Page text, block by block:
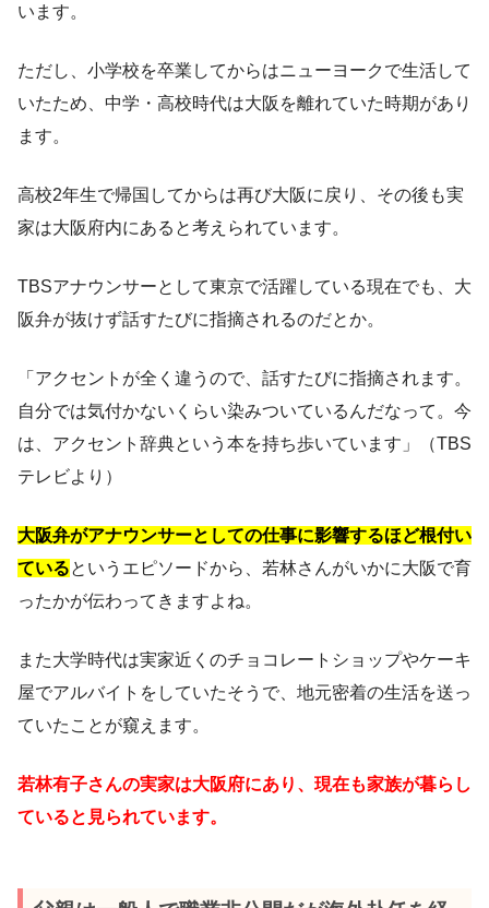
います。
ただし、小学校を卒業してからはニューヨークで生活して
いたため、中学・高校時代は大阪を離れていた時期があり
ます。
高校2年生で帰国してからは再び大阪に戻り、その後も実
家は大阪府内にあると考えられています。
TBSアナウンサーとして東京で活躍している現在でも、大
阪弁が抜けず話すたびに指摘されるのだとか。
「アクセントが全く違うので、話すたびに指摘されます。
自分では気付かないくらい染みついているんだなって。今
は、アクセント辞典という本を持ち歩いています」（TBS
テレビより）
大阪弁がアナウンサーとしての仕事に影響するほど根付い
ているというエピソードから、若林さんがいかに大阪で育
ったかが伝わってきますよね。
また大学時代は実家近くのチョコレートショップやケーキ
屋でアルバイトをしていたそうで、地元密着の生活を送っ
ていたことが窺えます。
若林有子さんの実家は大阪府にあり、現在も家族が暮らし
ていると見られています。